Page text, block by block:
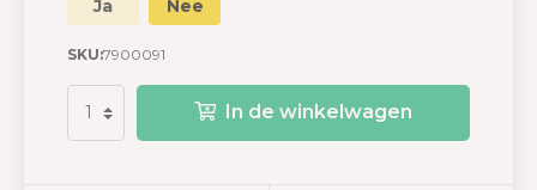
Ja Nee
SKU:7900091
In de winkelwagen